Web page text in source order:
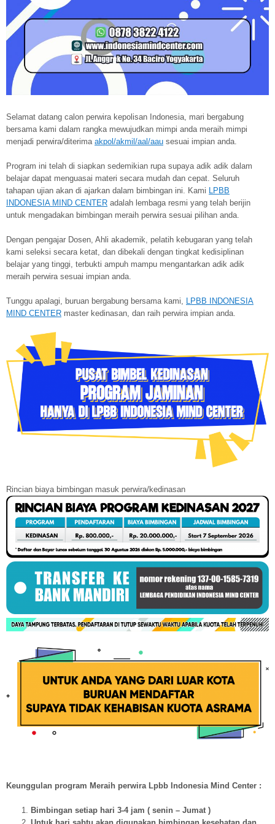
Selamat datang calon perwira kepolisan Indonesia, mari bergabung
bersama kami dalam rangka mewujudkan mimpi anda meraih mimpi
menjadi perwira/diterima akpol/akmil/aal/aau sesuai impian anda.
Program ini telah di siapkan sedemikian rupa supaya adik adik dalam
belajar dapat menguasai materi secara mudah dan cepat. Seluruh
tahapan ujian akan di ajarkan dalam bimbingan ini. Kami
LPBB
INDONESIA MIND CENTER adalah lembaga resmi yang telah berijin
untuk mengadakan bimbingan meraih perwira sesuai pilihan anda.
Dengan pengajar Dosen, Ahli akademik, pelatih kebugaran yang telah
kami seleksi secara ketat, dan dibekali dengan tingkat kedisiplinan
belajar yang tinggi, terbukti ampuh mampu mengantarkan adik adik
meraih perwira sesuai impian anda.
Tunggu apalagi, buruan bergabung bersama kami,
LPBB INDONESIA
MIND CENTER master kedinasan, dan raih perwira impian anda.
Rincian biaya bimbingan masuk perwira/kedinasan
Keunggulan program Meraih perwira Lpbb Indonesia Mind Center :
Bimbingan setiap hari 3-4 jam ( senin – Jumat )